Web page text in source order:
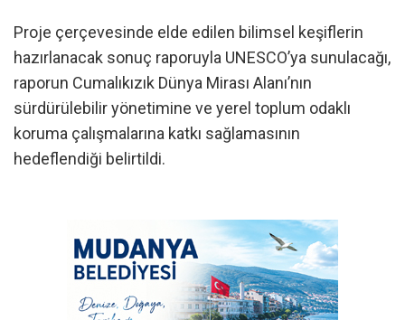
Proje çerçevesinde elde edilen bilimsel keşiflerin
hazırlanacak sonuç raporuyla UNESCO’ya sunulacağı,
raporun Cumalıkızık Dünya Mirası Alanı’nın
sürdürülebilir yönetimine ve yerel toplum odaklı
koruma çalışmalarına katkı sağlamasının
hedeflendiği belirtildi.